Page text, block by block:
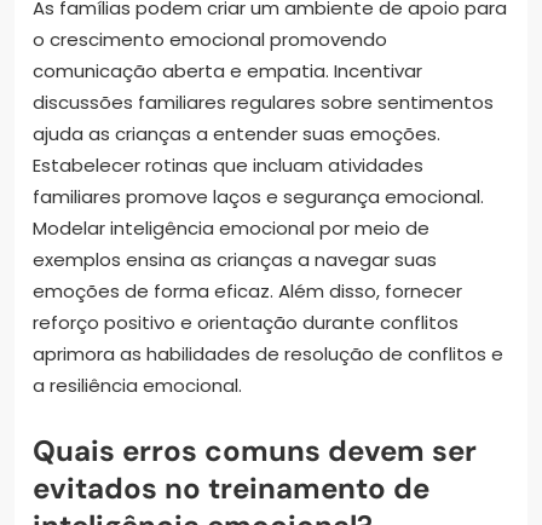
As famílias podem criar um ambiente de apoio para
o crescimento emocional promovendo
comunicação aberta e empatia. Incentivar
discussões familiares regulares sobre sentimentos
ajuda as crianças a entender suas emoções.
Estabelecer rotinas que incluam atividades
familiares promove laços e segurança emocional.
Modelar inteligência emocional por meio de
exemplos ensina as crianças a navegar suas
emoções de forma eficaz. Além disso, fornecer
reforço positivo e orientação durante conflitos
aprimora as habilidades de resolução de conflitos e
a resiliência emocional.
Quais erros comuns devem ser
evitados no treinamento de